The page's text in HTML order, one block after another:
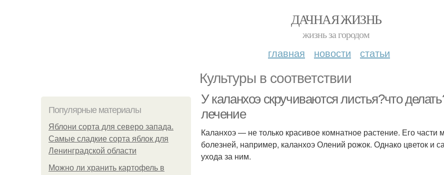
ДАЧНАЯ ЖИЗНЬ
жизнь за городом
главная новости статьи
Культуры в соответствии
Популярные материалы
Яблони сорта для северо запада.
Самые сладкие сорта яблок для
Ленинградской области
Можно ли хранить картофель в
У каланхоэ скручиваются листья?что
лечение
Каланхоэ — не только красивое комнатное растение. Его части
болезней, например, каланхоэ Олений рожок. Однако цветок и
ухода за ним.